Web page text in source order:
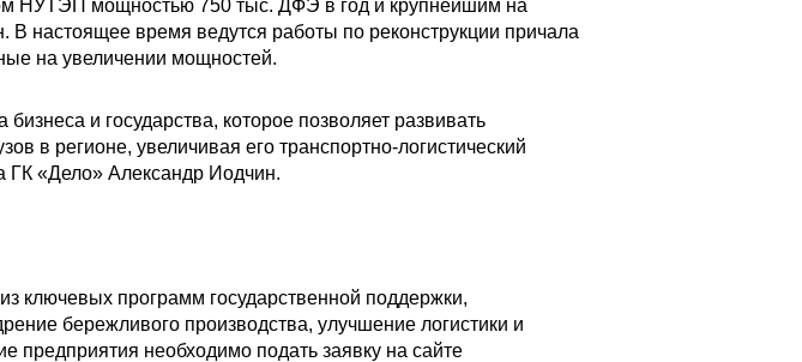
НУТЭП мощностью 750 тыс. ДФЭ в год и крупнейшим на
время ведутся работы по реконструкции причала
на увеличении мощностей.
и государства, которое позволяет развивать
в регионе, увеличивая его транспортно-логистический
ГК «Дело» Александр Иодчин.
ключевых программ государственной поддержки,
бережливого производства, улучшение логистики и
предприятия необходимо подать заявку на сайте